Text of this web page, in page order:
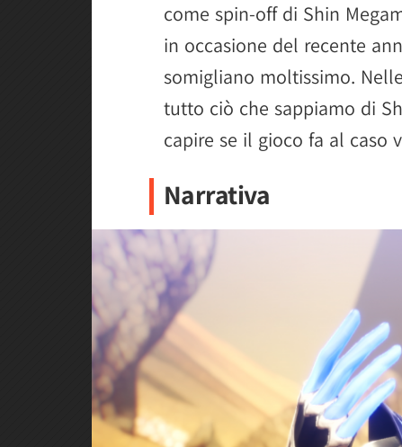
come spin-off di Shin
in occasione del recente
somigliano moltissimo.
tutto ciò che sappiamo di
capire se il gioco fa al caso
Narrativa